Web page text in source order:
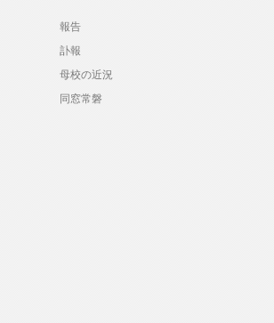
報告
訃報
母校の近況
同窓常磐